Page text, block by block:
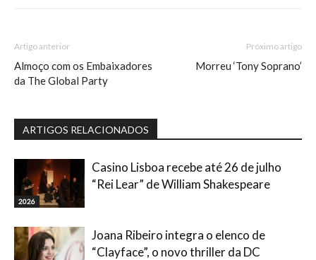
Artigo anterior
Almoço com os Embaixadores
da The Global Party
Próximo artigo
Morreu ‘Tony Soprano’
ARTIGOS RELACIONADOS
2026
Casino Lisboa recebe até 26 de julho
“Rei Lear” de William Shakespeare
Joana Ribeiro integra o elenco de
“Clayface”, o novo thriller da DC